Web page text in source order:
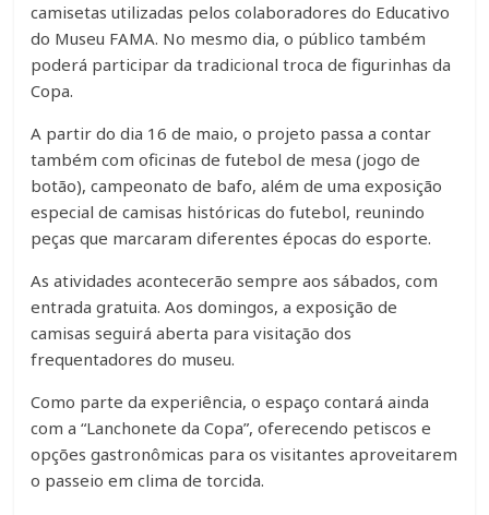
camisetas utilizadas pelos colaboradores do Educativo
do Museu FAMA. No mesmo dia, o público também
poderá participar da tradicional troca de figurinhas da
Copa.
A partir do dia 16 de maio, o projeto passa a contar
também com oficinas de futebol de mesa (jogo de
botão), campeonato de bafo, além de uma exposição
especial de camisas históricas do futebol, reunindo
peças que marcaram diferentes épocas do esporte.
As atividades acontecerão sempre aos sábados, com
entrada gratuita. Aos domingos, a exposição de
camisas seguirá aberta para visitação dos
frequentadores do museu.
Como parte da experiência, o espaço contará ainda
com a “Lanchonete da Copa”, oferecendo petiscos e
opções gastronômicas para os visitantes aproveitarem
o passeio em clima de torcida.